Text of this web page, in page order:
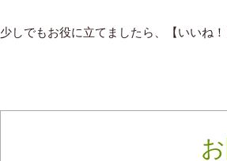
少しでもお役に立てましたら、【いいね